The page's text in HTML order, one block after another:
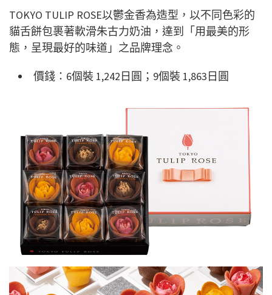
TOKYO TULIP ROSE以鬱金香為造型，以不同色彩的
貓舌餅包裹著軟滑朱古力奶油，達到「用最美的形
態，呈現最好的味道」之品牌理念。
價錢：6個裝 1,242日圓；9個裝 1,863日圓